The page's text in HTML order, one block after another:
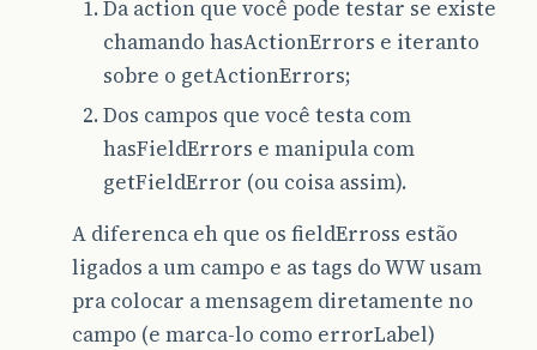
Da action que você pode testar se existe
chamando hasActionErrors e iteranto
sobre o getActionErrors;
Dos campos que você testa com
hasFieldErrors e manipula com
getFieldError (ou coisa assim).
A diferenca eh que os fieldErross estão
ligados a um campo e as tags do WW usam
pra colocar a mensagem diretamente no
campo (e marca-lo como errorLabel)